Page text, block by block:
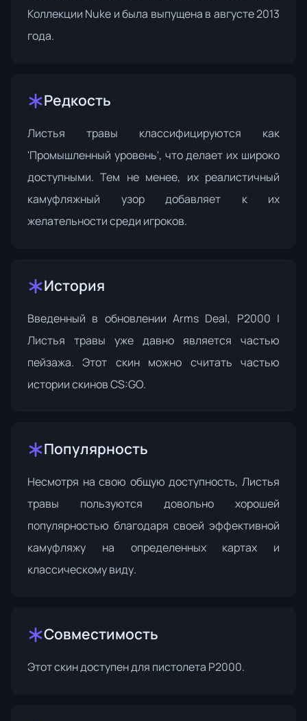
Коллекции Nuke и была выпущена в августе 2013
года.
Редкость
Листья травы классифицируются как
'Промышленный уровень', что делает их широко
доступными. Тем не менее, их реалистичный
камуфляжный узор добавляет к их
желательности среди игроков.
История
Введенный в обновлении Arms Deal, P2000 |
Листья травы уже давно является частью
пейзажа. Этот скин можно считать частью
истории скинов CS:GO.
Популярность
Несмотря на свою общую доступность, Листья
травы пользуются довольно хорошей
популярностью благодаря своей эффективной
камуфляжу на определенных картах и
классическому виду.
Совместимость
Этот скин доступен для пистолета P2000.